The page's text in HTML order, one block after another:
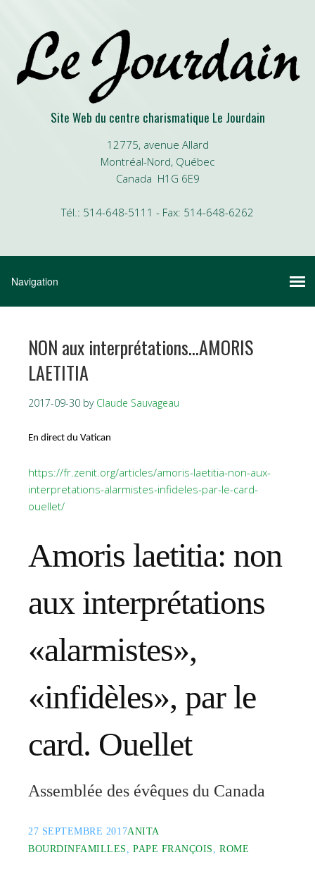
Site Web du centre charismatique Le Jourdain
12775, avenue Allard
Montréal-Nord, Québec
Canada H1G 6E9
Tél.: 514-648-5111 - Fax: 514-648-6262
NON aux interprétations…AMORIS
LAETITIA
2017-09-30 by Claude Sauvageau
En direct du Vatican
https://fr.zenit.org/articles/amoris-laetitia-non-aux-
interpretations-alarmistes-infideles-par-le-card-
ouellet/
Amoris laetitia: non
aux interprétations
«alarmistes»,
«infidèles», par le
card. Ouellet
Assemblée des évêques du Canada
27 SEPTEMBRE 2017ANITA
BOURDINFAMILLES ,PAPE FRANÇOIS ,ROME